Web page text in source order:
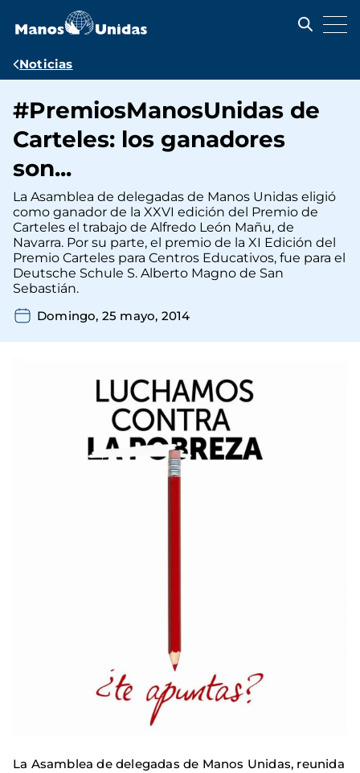
contenido
Ruta
navegación
Noticias
#PremiosManosUnidas de
Carteles: los ganadores
son...
La Asamblea de delegadas de Manos Unidas eligió
como ganador de la XXVI edición del Premio de
Carteles el trabajo de Alfredo León Mañu, de
Navarra. Por su parte, el premio de la XI Edición del
Premio Carteles para Centros Educativos, fue para el
Deutsche Schule S. Alberto Magno de San
Sebastián.
Domingo, 25 mayo, 2014
La Asamblea de delegadas de Manos Unidas, reunida